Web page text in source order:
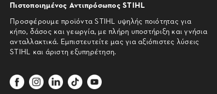
Πιστοποιημένος Αντιπρόσωπος STIHL
Προσφέρουμε προϊόντα STIHL υψηλής ποιότητας για
κήπο, δάσος και γεωργία, με πλήρη υποστήριξη και γνήσια
ανταλλακτικά. Εμπιστευτείτε μας για αξιόπιστες λύσεις
STIHL και άριστη εξυπηρέτηση.